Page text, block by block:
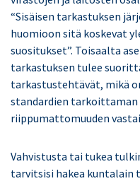
“Sisäisen tarkastuksen
huomioon sitä koskevat
suositukset”. Toisaalta
tarkastuksen tulee
tarkastustehtävät, mikä
standardien
riippumattomuuden
Vahvistusta tai tukea
tarvitsisi hakea kuntalain